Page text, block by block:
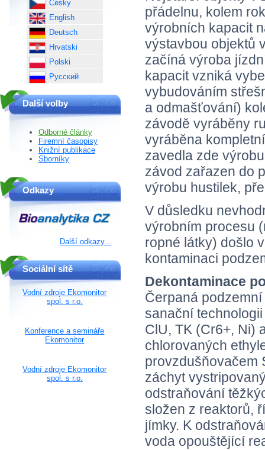
přádelnu, kolem
výrobních kapacit
výstavbou objektů
začíná výroba
kapacit vzniká
vybudováním
a odmašťování)
závodě vyráběny
vyráběna
zavedla zde
závod zařazen do
výrobu hustilek,
V důsledku
výrobním procesu
ropné látky) došlo
kontaminaci
Dekontaminace
Čerpaná
sanační
ClU, TK (Cr6+, Ni)
chlorovaných
provzdušňovačem
záchyt
odstraňování
složen z reaktorů,
jímky. K
voda opouštějící
Česky
English
Deutsch
Hrvatski
Polski
Русский
Další volby
Odborné články
Firemní časopisy
Knižní publikace
Sborníky
Odkazy
Další odkazy...
Sociální sítě
Vodní zdroje Ekomonitor
spol. s r.o.
Konference a semináře
Ekomonitor
Vodní zdroje Ekomonitor
spol. s r.o.